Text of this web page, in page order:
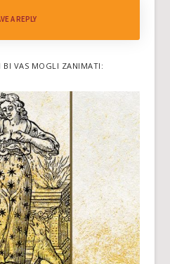
A REPLY
BI VAS MOGLI ZANIMATI: